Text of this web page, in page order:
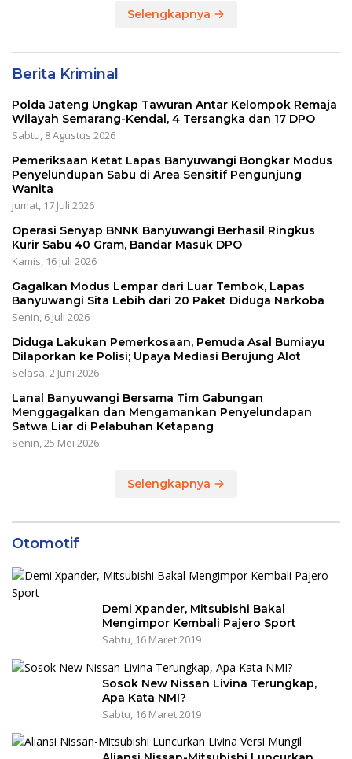
Selengkapnya
Berita Kriminal
Polda Jateng Ungkap Tawuran Antar Kelompok Remaja
Wilayah Semarang-Kendal, 4 Tersangka dan 17 DPO
Sabtu, 8 Agustus 2026
Pemeriksaan Ketat Lapas Banyuwangi Bongkar Modus
Penyelundupan Sabu di Area Sensitif Pengunjung
Wanita
Jumat, 17 Juli 2026
Operasi Senyap BNNK Banyuwangi Berhasil Ringkus
Kurir Sabu 40 Gram, Bandar Masuk DPO
Kamis, 16 Juli 2026
Gagalkan Modus Lempar dari Luar Tembok, Lapas
Banyuwangi Sita Lebih dari 20 Paket Diduga Narkoba
Senin, 6 Juli 2026
Diduga Lakukan Pemerkosaan, Pemuda Asal Bumiayu
Dilaporkan ke Polisi; Upaya Mediasi Berujung Alot
Selasa, 2 Juni 2026
Lanal Banyuwangi Bersama Tim Gabungan
Menggagalkan dan Mengamankan Penyelundapan
Satwa Liar di Pelabuhan Ketapang
Senin, 25 Mei 2026
Selengkapnya
Otomotif
Demi Xpander, Mitsubishi Bakal
Mengimpor Kembali Pajero Sport
Sabtu, 16 Maret 2019
Sosok New Nissan Livina Terungkap,
Apa Kata NMI?
Sabtu, 16 Maret 2019